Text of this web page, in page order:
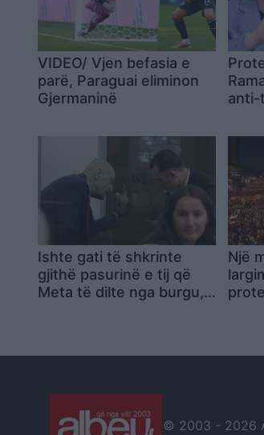
VIDEO/ Vjen befasia e
parë, Paraguai eliminon
Gjermaninë
anti-
Ishte gati të shkrinte
gjithë pasurinë e tij që
Meta të dilte nga burgu,
Një
© 2003 - 2026